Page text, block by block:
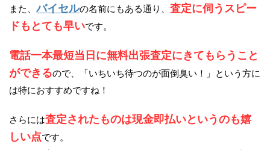
また、バイセルの名前にもある通り、 査定に伺うスピー
ドもとても早いです。
電話一本最短当日に無料出張査定にきてもらうこと
ができるので、「いちいち待つのが面倒臭い！」という方に
は特におすすめですね！
さらには査定されたものは現金即払いというのも嬉
しい点です。